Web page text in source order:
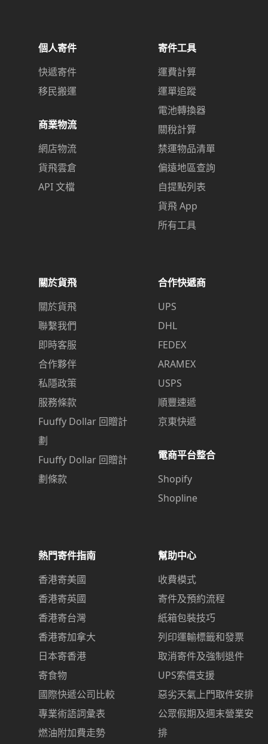
個人寄件
快遞寄件
移民搬運
商業物流
網店物流
貨飛雲倉
API 文檔
寄件工具
運費計算
運單追蹤
電池轉換器
關稅計算
禁運物品清單
偏遠地區查詢
自提點列表
貨飛 App
所有工具
關於貨飛
關於貨飛
聯繫我們
即時客服
合作夥伴
私隱政策
服務條款
Fuuffy Dollar 回贈計
劃
Fuuffy Dollar 回贈計
劃條款
合作快遞商
UPS
DHL
FEDEX
ARAMEX
USPS
順豐速遞
京東快遞
電商平台整合
Shopify
Shopline
熱門寄件指南
香港寄美國
香港寄英國
香港寄台灣
香港寄加拿大
日本寄香港
寄食物
國際快遞公司比較
專業術語詞彙表
燃油附加費走勢
幫助中心
收費模式
寄件及預約流程
紙箱包裝技巧
列印運輸標籤和發票
取消寄件及強制退件
UPS索償支援
惡劣天氣上門取件安排
公眾假期及週末營業安
排